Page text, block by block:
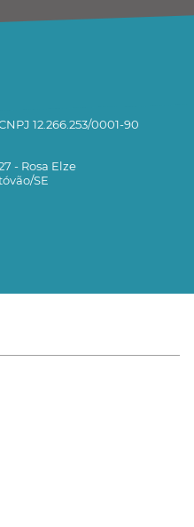
12.266.253/0001-90
- Rosa Elze
SE